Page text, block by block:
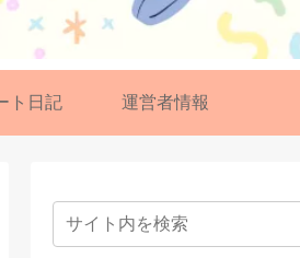
ト日記 運営者情報